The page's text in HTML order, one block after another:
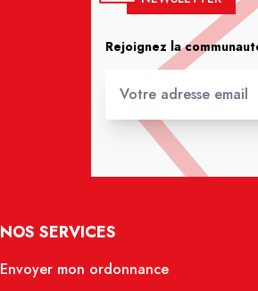
Rejoignez la
NOS SERVICES
Envoyer mon ordonnance